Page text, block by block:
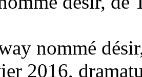
nommé
2016,